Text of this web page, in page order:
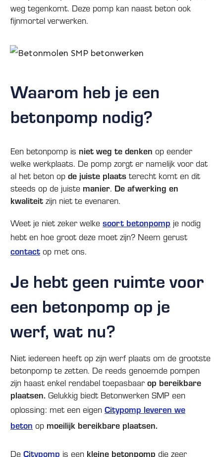
weg tegenkomt. Deze pomp kan naast beton ook
fijnmortel verwerken.
Waarom heb je een
betonpomp nodig?
Een betonpomp is niet weg te denken op eender
welke werkplaats. De pomp zorgt er namelijk voor dat
al het beton op de juiste plaats terecht komt en dit
steeds op de juiste manier. De afwerking en
kwaliteit zijn niet te evenaren.
Weet je niet zeker welke soort betonpomp je nodig
hebt en hoe groot deze moet zijn? Neem gerust
contact op met ons.
Je hebt geen ruimte voor
een betonpomp op je
werf, wat nu?
Niet iedereen heeft op zijn werf plaats om de grootste
betonpomp te zetten. De reeds genoemde pompen
zijn haast enkel rendabel toepasbaar op bereikbare
plaatsen. Gelukkig biedt Betonwerken SMP een
oplossing: met een eigen Citypomp leveren we
beton op moeilijk bereikbare plaatsen.
De Citypomp is een kleine betonpomp die zeer